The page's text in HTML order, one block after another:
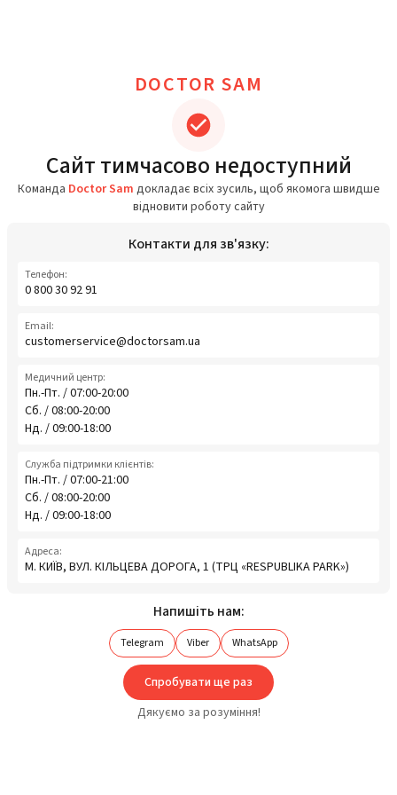
DOCTOR SAM
Сайт тимчасово недоступний
Команда Doctor Sam докладає всіх зусиль, щоб якомога швидше
відновити роботу сайту
Контакти для зв'язку:
Телефон:
0 800 30 92 91
Email:
customerservice@doctorsam.ua
Медичний центр:
Пн.-Пт. / 07:00-20:00
Сб. / 08:00-20:00
Нд. / 09:00-18:00
Служба підтримки клієнтів:
Пн.-Пт. / 07:00-21:00
Сб. / 08:00-20:00
Нд. / 09:00-18:00
Адреса:
М. КИЇВ, ВУЛ. КІЛЬЦЕВА ДОРОГА, 1 (ТРЦ «RESPUBLIKA PARK»)
Напишіть нам:
Telegram Viber WhatsApp
Спробувати ще раз
Дякуємо за розуміння!